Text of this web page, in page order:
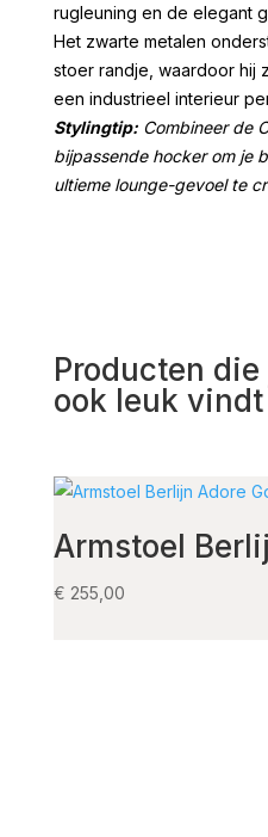
rugleuning en de elegant
Het zwarte metalen
stoer randje, waardoor hij
een industrieel interieur
Stylingtip:Combineer de
bijpassende hocker om je
ultieme lounge-gevoel te
Producten
ook leuk vindt
Armstoel
€ 255,00